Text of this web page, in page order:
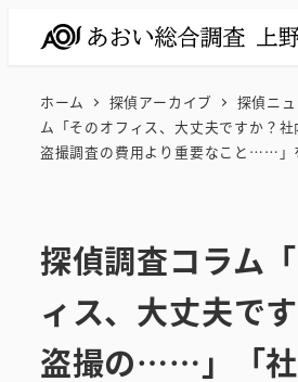
ホーム 探偵アーカイブ 探偵ニ
ム「そのオフィス、大丈夫ですか？
盗撮調査の費用より重要なこと……」
探偵調査コラム
ィス、大丈夫で
盗撮の……」「